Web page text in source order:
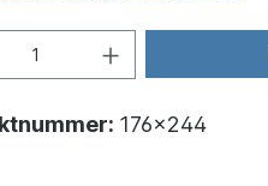
176x244